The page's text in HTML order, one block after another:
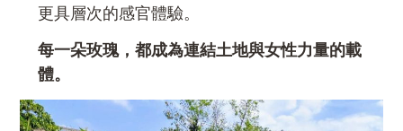
更具層次的感官體驗。
每一朵玫瑰，都成為連結土地與女性力量的載
體。